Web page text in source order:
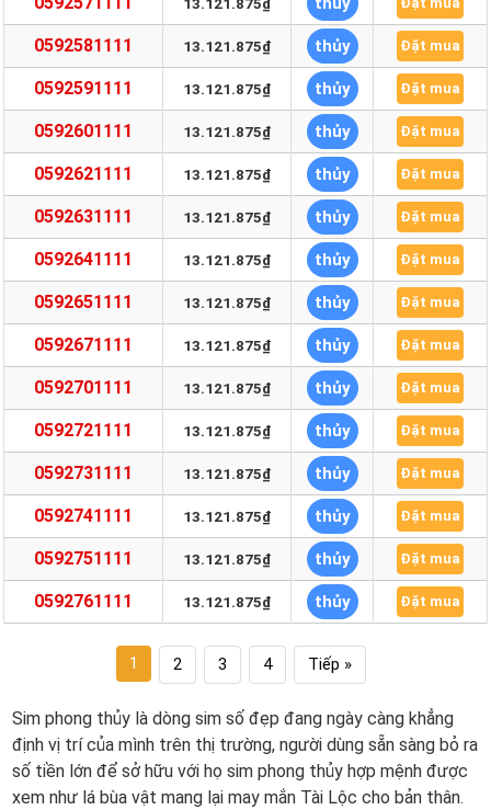
13.121.875₫
0592581111 13.121.875₫ thủy Đặt mua
0592591111 13.121.875₫ thủy Đặt mua
0592601111 13.121.875₫ thủy Đặt mua
0592621111 13.121.875₫ thủy Đặt mua
0592631111 13.121.875₫ thủy Đặt mua
0592641111 13.121.875₫ thủy Đặt mua
0592651111 13.121.875₫ thủy Đặt mua
0592671111 13.121.875₫ thủy Đặt mua
0592701111 13.121.875₫ thủy Đặt mua
0592721111 13.121.875₫ thủy Đặt mua
0592731111 13.121.875₫ thủy Đặt mua
0592741111 13.121.875₫ thủy Đặt mua
0592751111 13.121.875₫ thủy Đặt mua
0592761111 13.121.875₫ thủy Đặt mua
1 2 3 4 Tiếp »
Sim phong thủy là dòng sim số đẹp đang ngày càng khẳng
định vị trí của mình trên thị trường, người dùng sẵn sàng bỏ ra
số tiền lớn để sở hữu với họ sim phong thủy hợp mệnh được
xem như lá bùa vật mang lại may mắn Tài Lộc cho bản thân.